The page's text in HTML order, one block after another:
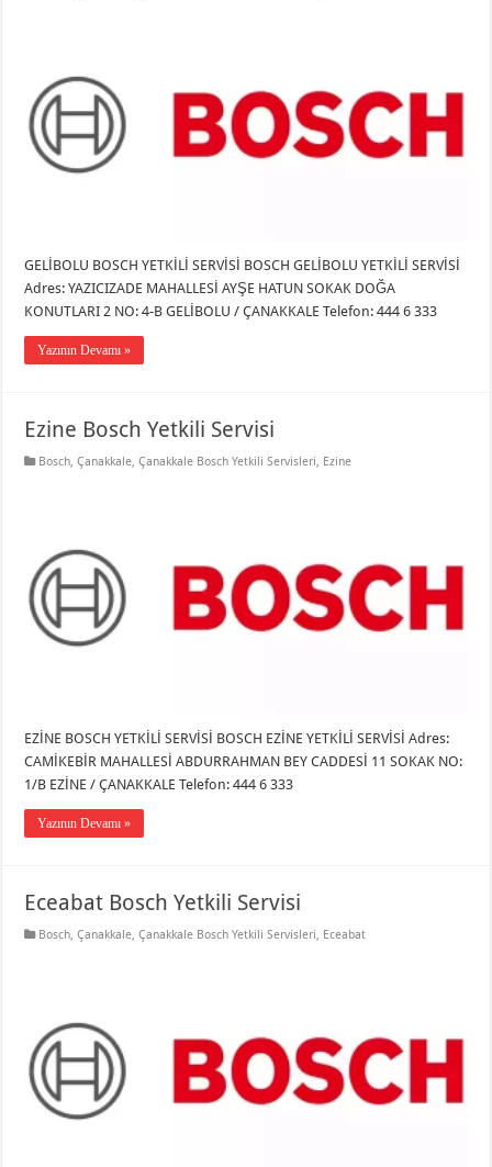
GELİBOLU BOSCH YETKİLİ SERVİSİ BOSCH GELİBOLU YETKİLİ SERVİSİ
Adres: YAZICIZADE MAHALLESİ AYŞE HATUN SOKAK DOĞA
KONUTLARI 2 NO: 4-B GELİBOLU / ÇANAKKALE Telefon: 444 6 333
Yazının Devamı »
Ezine Bosch Yetkili Servisi
Bosch,Çanakkale,Çanakkale Bosch Yetkili Servisleri, Ezine
EZİNE BOSCH YETKİLİ SERVİSİ BOSCH EZİNE YETKİLİ SERVİSİ Adres:
CAMİKEBİR MAHALLESİ ABDURRAHMAN BEY CADDESİ 11 SOKAK NO:
1/B EZİNE / ÇANAKKALE Telefon: 444 6 333
Yazının Devamı »
Eceabat Bosch Yetkili Servisi
Bosch,Çanakkale,Çanakkale Bosch Yetkili Servisleri, Eceabat